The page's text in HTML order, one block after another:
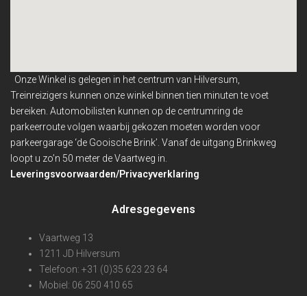
Onze Winkel is gelegen in het centrum van Hilversum,
Treinreizigers kunnen onze winkel binnentien minuten te voet
bereiken. Automobilisten kunnen op de centrumring de
parkeerroute volgen waarbij gekozen moeten worden voor
parkeergarage ‘de Gooische Brink’. Vanaf de uitgang Brinkweg
loopt u zo’n 50 meter de Vaartweg in.
Leveringsvoorwaarden/Privacyverklaring
Adresgegevens
Vaartweg 13
1211 JD Hilversum
Telefoon: +31 (0)35 623 23 64
Mobiel: 06 250 410 65